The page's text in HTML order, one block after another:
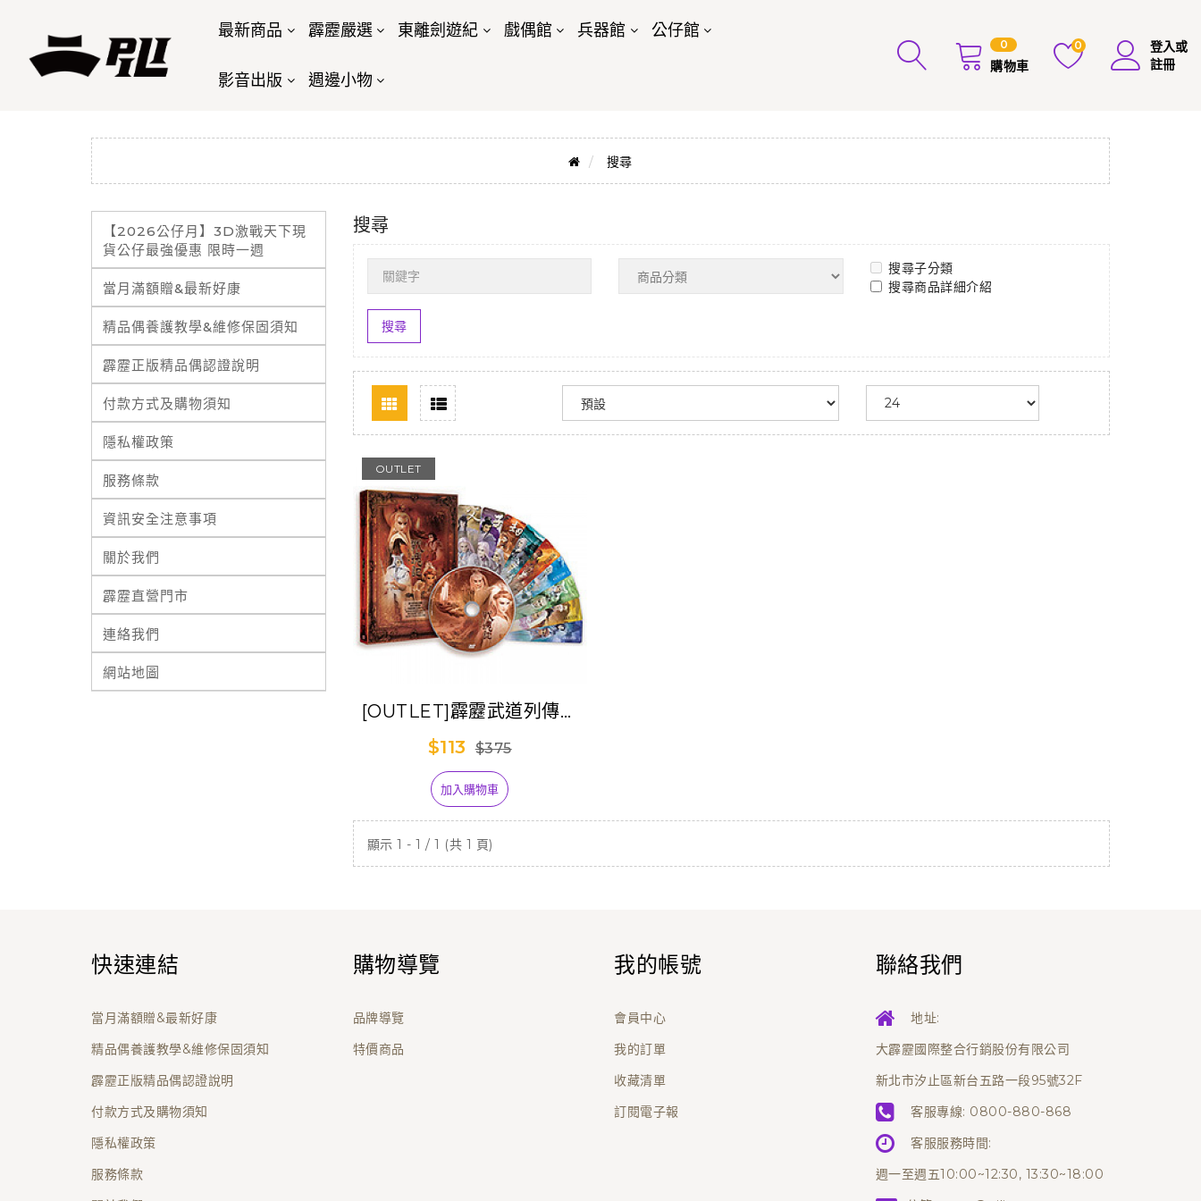
最新商品 霹靂嚴選 東離劍遊紀 戲偶館 兵器館 公仔館
影音出版 週邊小物
0
購物車
0
登入或
註冊
搜尋
【2026公仔月】3D激戰天下現
貨公仔最強優惠 限時一週
當月滿額贈&最新好康
精品偶養護教學&維修保固須知
霹靂正版精品偶認證說明
付款方式及購物須知
隱私權政策
服務條款
資訊安全注意事項
關於我們
霹靂直營門市
連絡我們
網站地圖
搜尋
搜尋子分類
搜尋商品詳細介紹
OUTLET
[OUTLET]霹靂武道列傳九
【戰魂記】
$113 $375
加入購物車
顯示 1 - 1 / 1 (共 1 頁)
快速連結
當月滿額贈&最新好康
精品偶養護教學&維修保固須知
霹靂正版精品偶認證說明
付款方式及購物須知
隱私權政策
服務條款
購物導覽
品牌導覽
特價商品
我的帳號
會員中心
我的訂單
收藏清單
訂閱電子報
聯絡我們
地址:
大霹靂國際整合行銷股份有限公司
新北市汐止區新台五路一段95號32F
客服專線: 0800-880-868
客服服務時間:
週一至週五10:00~12:30, 13:30~18:00